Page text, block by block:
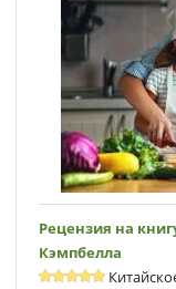
Рецензия на
Кэмпбеллa